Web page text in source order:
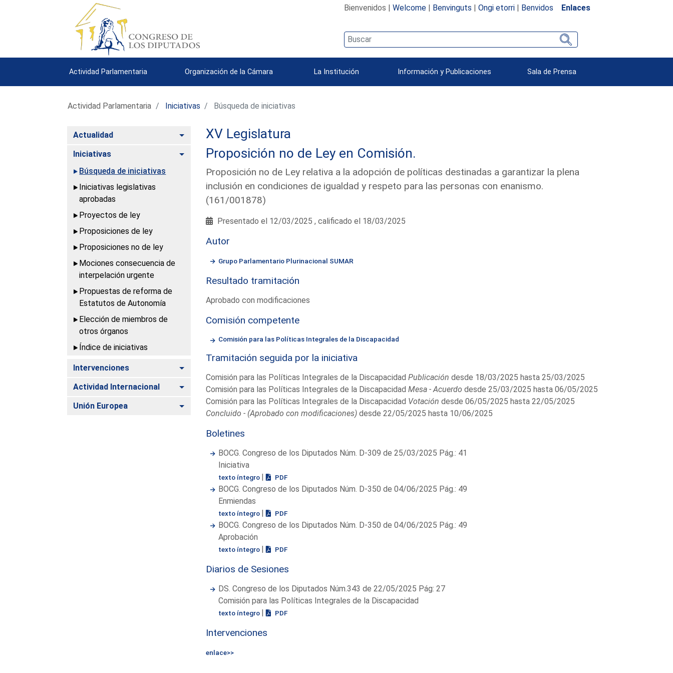
Bienvenidos | Welcome| Benvinguts | Ongi etorri| Benvidos Enlaces
Actividad Parlamentaria Organización de la Cámara La Institución Información y Publicaciones Sala de Prensa
Actividad Parlamentaria Iniciativas Búsqueda de iniciativas
Actualidad Alternar
Iniciativas
Alternar
Búsqueda de iniciativas
Iniciativas legislativas
aprobadas
Proyectos de ley
Proposiciones de ley
Proposiciones no de ley
Mociones consecuencia de
interpelación urgente
Propuestas de reforma de
Estatutos de Autonomía
Elección de miembros de
otros órganos
Índice de iniciativas
Intervenciones Alternar
Actividad Internacional Alternar
Unión Europea Alternar
XV Legislatura
Proposición no de Ley en Comisión.
Proposición no de Ley relativa a la adopción de políticas destinadas a garantizar la plena
inclusión en condiciones de igualdad y respeto para las personas con enanismo.
(161/001878)
Presentado el 12/03/2025 , calificado el 18/03/2025
Autor
Grupo Parlamentario Plurinacional SUMAR
Resultado tramitación
Aprobado con modificaciones
Comisión competente
Comisión para las Políticas Integrales de la Discapacidad
Tramitación seguida por la iniciativa
Comisión para las Políticas Integrales de la Discapacidad Publicación desde 18/03/2025 hasta 25/03/2025
Comisión para las Políticas Integrales de la Discapacidad Mesa - Acuerdo desde 25/03/2025 hasta 06/05/2025
Comisión para las Políticas Integrales de la Discapacidad Votación desde 06/05/2025 hasta 22/05/2025
Concluido - (Aprobado con modificaciones)desde 22/05/2025 hasta 10/06/2025
Boletines
BOCG. Congreso de los Diputados Núm. D-309 de 25/03/2025 Pág.: 41
Iniciativa
texto íntegro | PDF
BOCG. Congreso de los Diputados Núm. D-350 de 04/06/2025 Pág.: 49
Enmiendas
texto íntegro | PDF
BOCG. Congreso de los Diputados Núm. D-350 de 04/06/2025 Pág.: 49
Aprobación
texto íntegro | PDF
Diarios de Sesiones
DS. Congreso de los Diputados Núm.343 de 22/05/2025 Pág: 27
Comisión para las Políticas Integrales de la Discapacidad
texto íntegro | PDF
Intervenciones
enlace>>